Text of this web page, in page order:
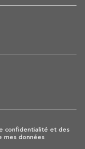
confidentialité et des
mes données